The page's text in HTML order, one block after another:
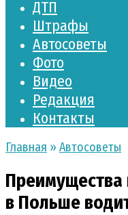
ДТП
Штрафы
Автосоветы
Фото
Видео
Редакция
Контакты
Главная » Автосоветы
Преимущества
в Польше